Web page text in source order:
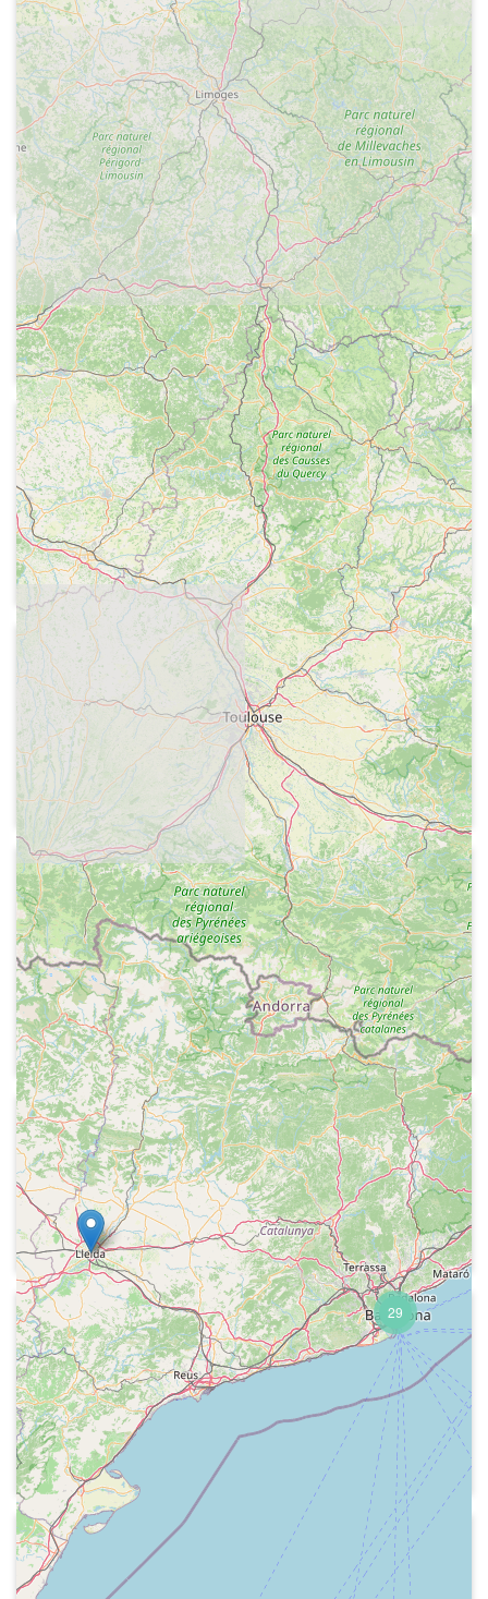
29
1974-01-01
Radio Nacional de España - Estudio
15-18
La cantant Lola Flores llegeix la mà a la
cantant La Negra Grande de Colòmbia
(Leonor González Mina) i conversen
sobre els cants colombiants
1974-05-14
Radio Peninsular de Barcelona - Y el
título volvió a Barcelona
Presentació del programa
1974
Radio Peninsular de Barcelona
Record a la retirada dels jugadors
Ladislao Kubala i Antonio Ramallets, a
l'any 1961 (amb declaracions de
Ladislao Kubala, Enric Llaudet, Lluís
Miró i Josep Gonzalvo)
1974-04-08
Radio Nacional de España - Deportes
Arribada a Barcelona del president del
F.C.Barcelona Agustí Montal a
l'aeroport de Barcelona el dia següent
d'haver guanyat la lliga maculina de
primera divisió de futbol a Gijón
1974-04-07
Radio Peninsular de Barcelona -
Radio Sport
Informació sobre el títol de lliga
aconseguit pel F.C.Barcelona aquella
tarda, en guanyar el partit al camp de
l'Sporting de Gijón.
El gerent del F.C:Barcelona Armand
Carabén comenta la importància del
fitxatge del jugador Johan Cruyff.
1974
Radio Nacional de España Barcelona
El canonge de la catedral de Barcelona
parla de les seves campanes, com la
Tomassa
1974
Radio Nacional de España Barcelona
Reportatge sobre el búnquer construït
l'any 1938 en una mina per amagar el
tressor de Negrín a La Vajol (Alt
1974
Ràdio Barcelona - La radio en